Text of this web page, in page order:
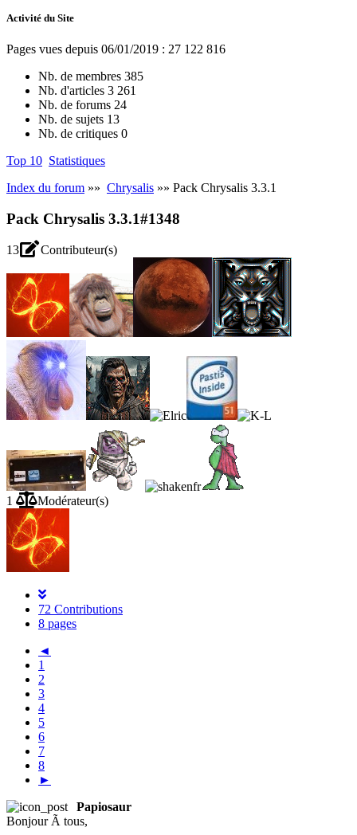
Activité du Site
Pages vues depuis 06/01/2019 : 27 122 816
Nb. de membres 385
Nb. d'articles 3 261
Nb. de forums 24
Nb. de sujets 13
Nb. de critiques 0
Top 10 Statistiques
Index du forum »» Chrysalis »» Pack Chrysalis 3.3.1
Pack Chrysalis 3.3.1#1348
13 Contributeur(s)
1 Modérateur(s)
72 Contributions
8 pages
◄
1
2
3
4
5
6
7
8
►
Papiosaur
Bonjour Ã tous,